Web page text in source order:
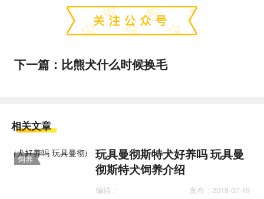
下一篇： 比熊犬什么时候换毛
相关文章
饲养
玩具曼彻斯特犬好养吗 玩具曼
彻斯特犬饲养介绍
编辑： 发布：2018-07-19